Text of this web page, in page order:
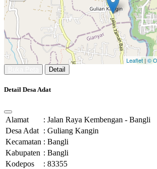
Leaflet | ©
Detail
Detail Desa Adat
Alamat : Jalan Raya Kembengan - Bangli
Desa Adat : Guliang Kangin
Kecamatan : Bangli
Kabupaten : Bangli
Kodepos
: 83355